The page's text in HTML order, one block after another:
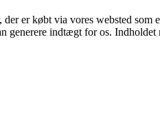
er købt via vores websted som
indtægt for os. Indholdet